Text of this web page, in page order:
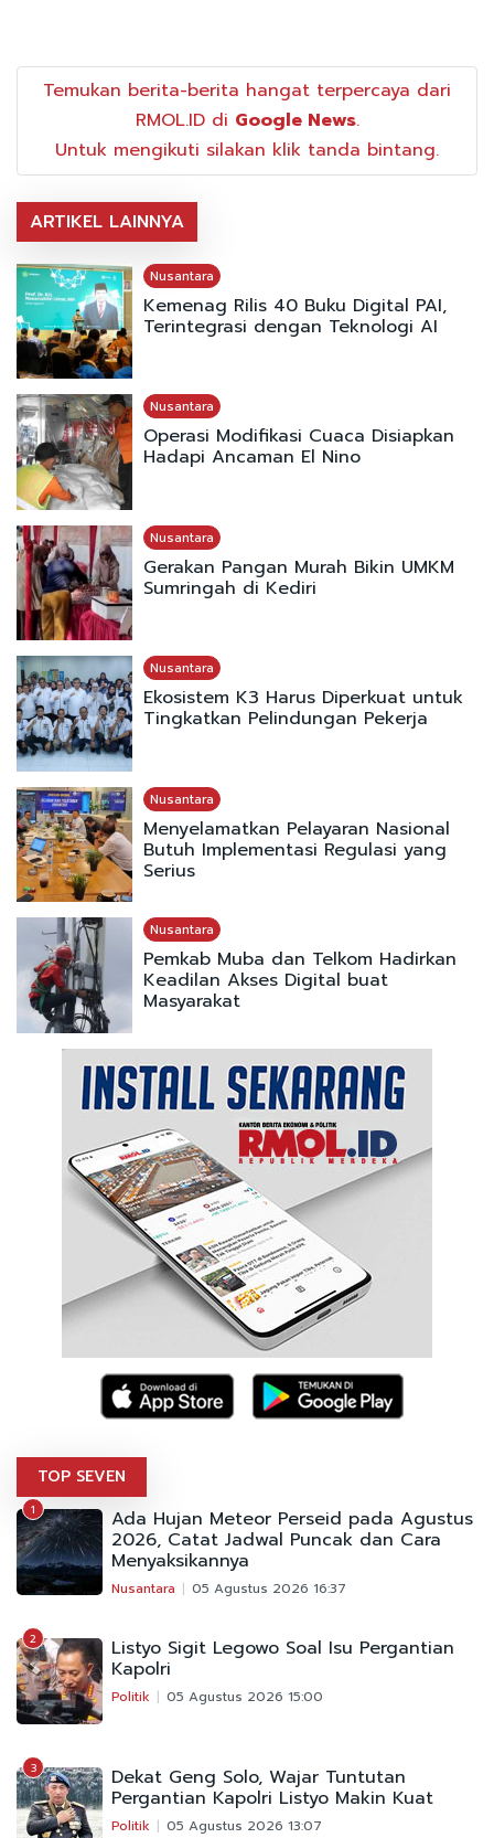
Temukan berita-berita hangat terpercaya dari
RMOL.ID di Google News.
Untuk mengikuti silakan klik tanda bintang.
ARTIKEL LAINNYA
Nusantara
Kemenag Rilis 40 Buku Digital PAI,
Terintegrasi dengan Teknologi AI
Nusantara
Operasi Modifikasi Cuaca Disiapkan
Hadapi Ancaman El Nino
Nusantara
Gerakan Pangan Murah Bikin UMKM
Sumringah di Kediri
Nusantara
Ekosistem K3 Harus Diperkuat untuk
Tingkatkan Pelindungan Pekerja
Nusantara
Menyelamatkan Pelayaran Nasional
Butuh Implementasi Regulasi yang
Serius
Nusantara
Pemkab Muba dan Telkom Hadirkan
Keadilan Akses Digital buat
Masyarakat
TOP SEVEN
1 Ada Hujan Meteor Perseid pada Agustus
2026, Catat Jadwal Puncak dan Cara
Menyaksikannya
Nusantara 05 Agustus 2026 16:37
2 Listyo Sigit Legowo Soal Isu Pergantian
Kapolri
Politik 05 Agustus 2026 15:00
3 Dekat Geng Solo, Wajar Tuntutan
Pergantian Kapolri Listyo Makin Kuat
Politik 05 Agustus 2026 13:07